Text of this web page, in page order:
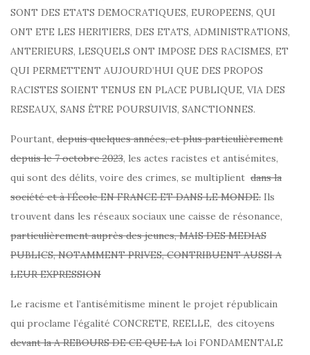
SONT DES ETATS DEMOCRATIQUES, EUROPEENS, QUI
ONT ETE LES HERITIERS, DES ETATS, ADMINISTRATIONS,
ANTERIEURS, LESQUELS ONT IMPOSE DES RACISMES, ET
QUI PERMETTENT AUJOURD’HUI QUE DES PROPOS
RACISTES SOIENT TENUS EN PLACE PUBLIQUE, VIA DES
RESEAUX, SANS ÊTRE POURSUIVIS, SANCTIONNES.
Pourtant, depuis quelques années, et plus particulièrement
depuis le 7 octobre 2023, les actes racistes et antisémites,
qui sont des délits, voire des crimes, se multiplient dans la
société et à l’École EN FRANCE ET DANS LE MONDE. Ils
trouvent dans les réseaux sociaux une caisse de résonance,
particulièrement auprès des jeunes, MAIS DES MEDIAS
PUBLICS, NOTAMMENT PRIVES, CONTRIBUENT AUSSI A
LEUR EXPRESSION
Le racisme et l’antisémitisme minent le projet républicain
qui proclame l’égalité CONCRETE, REELLE, des citoyens
devant la A REBOURS DE CE QUE LA loi FONDAMENTALE